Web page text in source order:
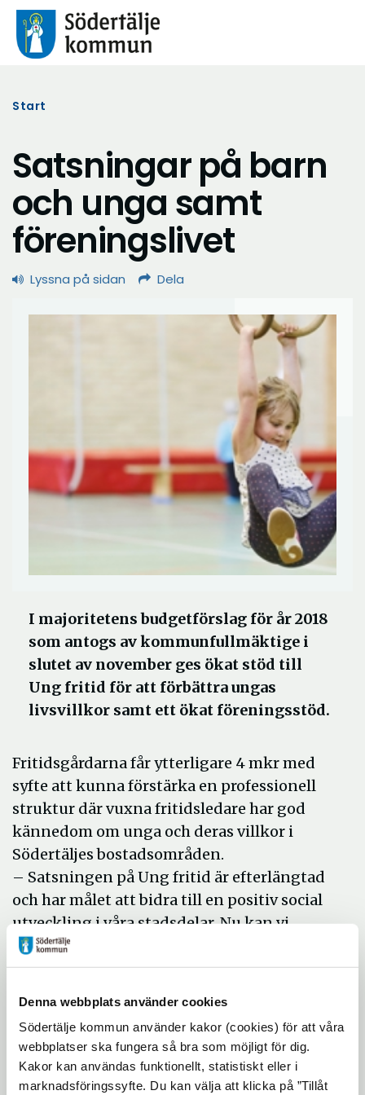
Denna webbplats använder cookies
Södertälje kommun använder kakor (cookies) för att våra
webbplatser ska fungera så bra som möjligt för dig.
Kakor kan användas funktionellt, statistiskt eller i
marknadsföringssyfte. Du kan välja att klicka på ”Tillåt
Start
Satsningar på barn
och unga samt
föreningslivet
Lyssna på sidan Dela
I majoritetens budgetförslag för år 2018
som antogs av kommunfullmäktige i
slutet av november ges ökat stöd till
Ung fritid för att förbättra ungas
livsvillkor samt ett ökat föreningsstöd.
Fritidsgårdarna får ytterligare 4 mkr med
syfte att kunna förstärka en professionell
struktur där vuxna fritidsledare har god
kännedom om unga och deras villkor i
Södertäljes bostadsområden.
– Satsningen på Ung fritid är efterlängtad
och har målet att bidra till en positiv social
utveckling i våra stadsdelar. Nu kan vi
förstärka bemanningen, kvalitetsutveckla
och arbeta ännu mer för att motverka
fler tjejer, säger Anna Bohman Enmalm,
ordförande i kultur- och fritidsnämnden.
Aktivitetsbidragets anslag höjs också med
500 tkr (2018) och 1 mkr (2019), totalt 1,5